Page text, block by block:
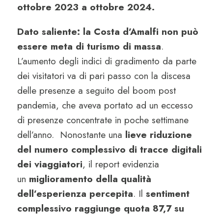
ottobre 2023 a ottobre 2024.
Dato saliente: la Costa d’Amalfi non può
essere meta di turismo di massa.
L’aumento degli indici di gradimento da parte
dei visitatori va di pari passo con la discesa
delle presenze a seguito del boom post
pandemia, che aveva portato ad un eccesso
di presenze concentrate in poche settimane
dell’anno. Nonostante una lieve riduzione
del numero complessivo di tracce digitali
dei viaggiatori, il report evidenzia
un miglioramento della qualità
dell’esperienza percepita. Il sentiment
complessivo raggiunge quota 87,7 su